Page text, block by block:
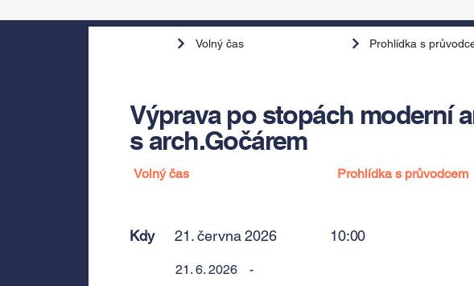
Volný čas Prohlídka s
Výprava po stopách moderní
s arch.Gočárem
Volný čas Prohlídka s průvodcem
Kdy 21. června 2026 10:00
21. 6. 2026 -